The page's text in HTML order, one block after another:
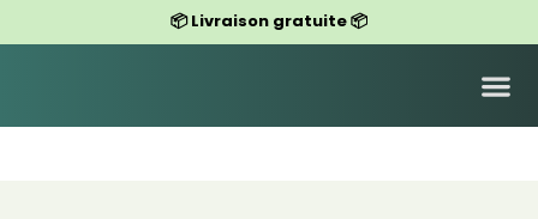
📦 Livraison gratuite 📦